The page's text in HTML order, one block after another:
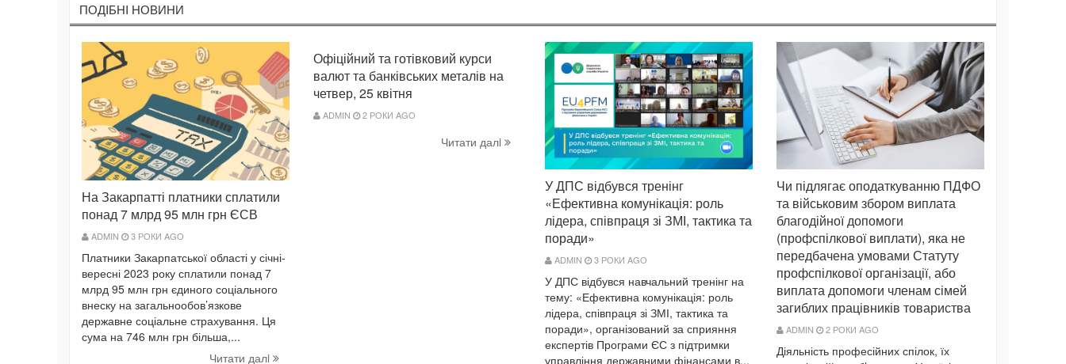
ПОДIБНI НОВИНИ
На Закарпатті платники сплатили
понад 7 млрд 95 млн грн ЄСВ
ADMIN 3 РОКИ AGO
Платники Закарпатської області у січні-
вересні 2023 року сплатили понад 7
млрд 95 млн грн єдиного соціального
внеску на загальнообов’язкове
державне соціальне страхування. Ця
сума на 746 млн грн більша,...
Читати далi
Офіційний та готівковий курси
валют та банківських металів на
четвер, 25 квітня
ADMIN 2 РОКИ AGO
Читати далi
У ДПС відбувся тренінг
«Ефективна комунікація: роль
лідера, співпраця зі ЗМІ, тактика та
поради»
ADMIN 3 РОКИ AGO
У ДПС відбувся навчальний тренінг на
тему: «Ефективна комунікація: роль
лідера, співпраця зі ЗМІ, тактика та
поради», організований за сприяння
експертів Програми ЄС з підтримки
управління державними фінансами в...
Чи підлягає оподаткуванню ПДФО
та військовим збором виплата
благодійної допомоги
(профспілкової виплати), яка не
передбачена умовами Статуту
профспілкової організації, або
виплата допомоги членам сімей
загиблих працівників товариства
ADMIN 2 РОКИ AGO
Діяльність професійних спілок, їх